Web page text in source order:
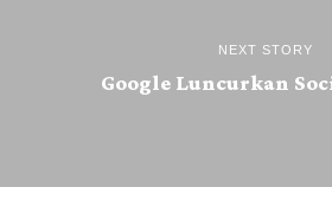
NEXT STORY
Google Luncurkan